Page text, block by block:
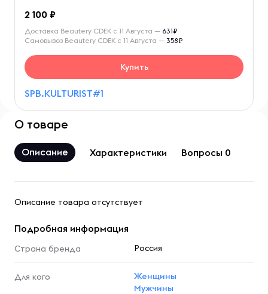
2 100
SPB.KULTURIST#1
Доставка Beautery CDEK с 11 Августа — 631₽
Самовывоз Beautery CDEK с 11 Августа — 358₽
Купить
О товаре
Описание Характеристики Вопросы 0
Описание товара отсутствует
Подробная информация
Страна бренда Россия
Для кого
Женщины
Мужчины